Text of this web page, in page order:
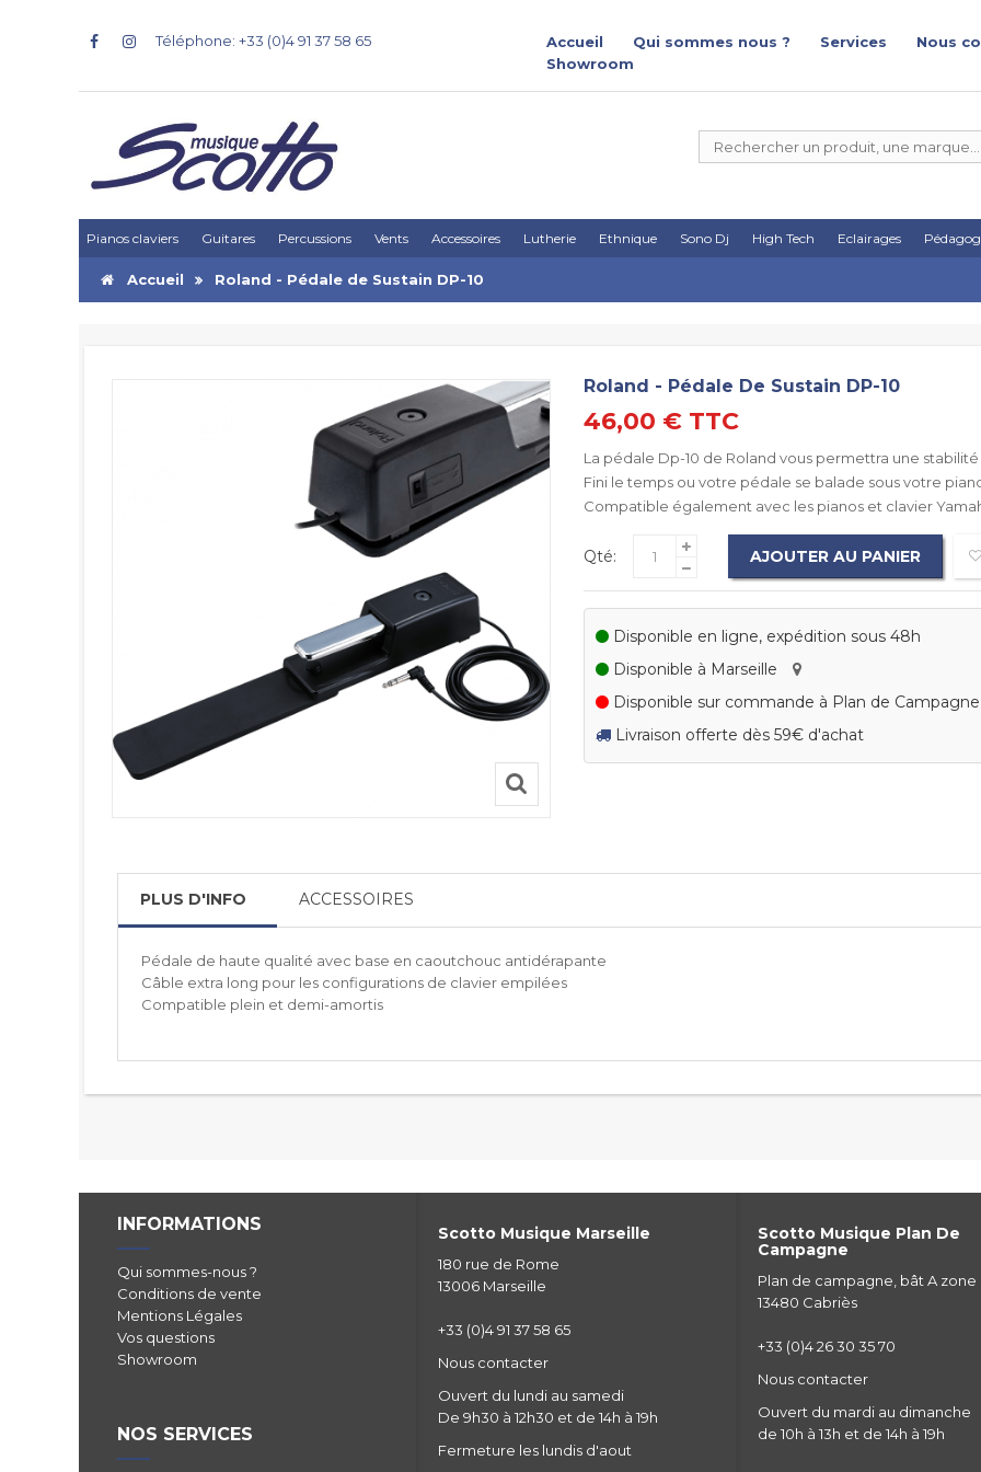
Téléphone: +33 (0)4 91 37 58 65 Accueil Qui sommes nous ? Services
Nous
Showroom
Pianos claviers Guitares Percussions Vents Accessoires Lutherie Ethnique Sono Dj High Tech Eclairages
Accueil Roland - Pédale de Sustain DP-10
Roland - Pédale De Sustain DP-10
46,00 € TTC
La pédale Dp-10 de Roland vous permettra une
Fini le temps ou votre pédale se balade sous votre
Compatible également avec les pianos et clavier
Qté: AJOUTER AU PANIER
Disponible en ligne, expédition sous 48h
Disponible à Marseille
Disponible sur commande à Plan de
Livraison offerte dès 59€ d'achat
PLUS D'INFO ACCESSOIRES
Pédale de haute qualité avec base en caoutchouc antidérapante
Câble extra long pour les configurations de clavier empilées
Compatible plein et demi-amortis
INFORMATIONS
Qui sommes-nous ?
Conditions de vente
Mentions Légales
Vos questions
Showroom
NOS SERVICES
Scotto Musique Marseille
180 rue de Rome
13006 Marseille
+33 (0)4 91 37 58 65
Nous contacter
Ouvert du lundi au samedi
De 9h30 à 12h30 et de 14h à 19h
Fermeture les lundis d'aout
Scotto Musique Plan De
Campagne
Plan de campagne, bât A zone
13480 Cabriès
+33 (0)4 26 30 35 70
Nous contacter
Ouvert du mardi au dimanche
de 10h à 13h et de 14h à 19h